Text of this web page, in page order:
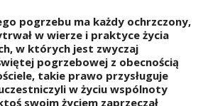
pogrzebu ma każdy ochrzczony,
w wierze i praktyce życia
w których jest zwyczaj
pogrzebowej z obecnością
takie prawo przysługuje
w życiu wspólnoty
swoim życiem zaprzeczał